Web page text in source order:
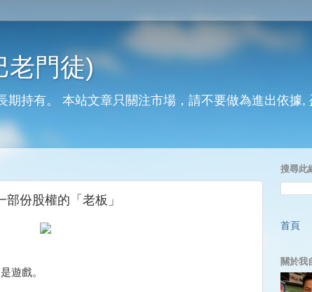
老門徒)
持有。 本站文章只關注市場，請不要做為進出依據,
份股權的「老板」
遊戲。
搜尋此
首頁
關於我